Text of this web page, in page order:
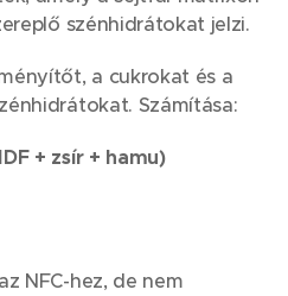
szénhidrátokat jelzi.
a cukrokat és a
Számítása:
+ zsír + hamu)
NFC-hez, de nem